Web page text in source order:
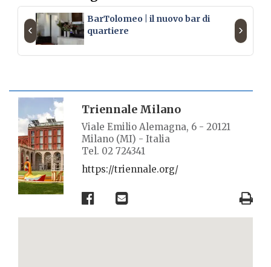
BarTolomeo | il nuovo bar di
quartiere
‹ ›
Triennale Milano
Viale Emilio Alemagna, 6 - 20121
Milano (MI) - Italia
Tel. 02 724341
https://triennale.org/